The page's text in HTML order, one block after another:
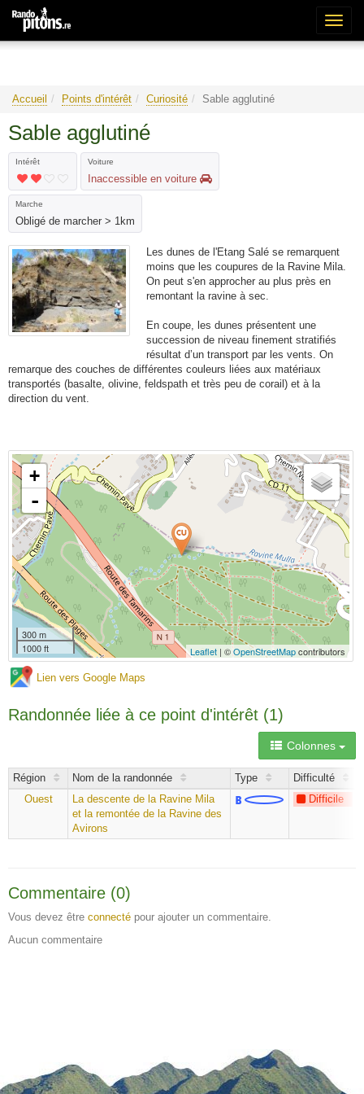
Accueil Points d'intérêt Curiosité Sable agglutiné
Sable agglutiné
Intérêt Voiture
Inaccessible en voiture
Marche
Obligé de marcher > 1km
Les dunes de l'Etang Salé se remarquent
moins que les coupures de la Ravine Mila.
On peut s'en approcher au plus près en
remontant la ravine à sec.
En coupe, les dunes présentent une
succession de niveau finement stratifiés
résultat d’un transport par les vents. On
remarque des couches de différentes couleurs liées aux matériaux
transportés (basalte, olivine, feldspath et très peu de corail) et à la
direction du vent.
+
-
300 m
1000 ft
Leaflet | ©OpenStreetMapcontributors
Lien vers Google Maps
Randonnée liée à ce point d'intérêt (1)
Colonnes
Région Nom de la randonnée Type Difficulté
Ouest
La descente de la Ravine Mila
et la remontée de la Ravine des
Avirons
Difficile
Commentaire (0)
Vous devez être connecté pour ajouter un commentaire.
Aucun commentaire